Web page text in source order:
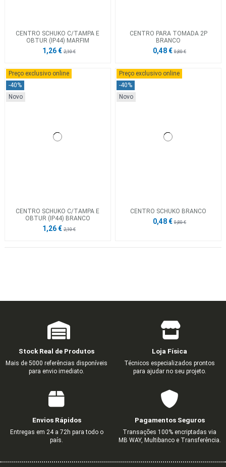
CENTRO SCHUKO C/TAMPA E
OBTUR (IP44) MARFIM
1,26 € 2,10 €
CENTRO PARA TOMADA 2P
BRANCO
0,48 €0,80 €
Preço exclusivo online
-40%
Novo
CENTRO SCHUKO C/TAMPA E
OBTUR (IP44) BRANCO
1,26 € 2,10 €
Preço exclusivo online
-40%
Novo
CENTRO SCHUKO BRANCO
0,48 €0,80 €
Stock Real de Produtos
Mais de 5000 referências disponíveis
para envio imediato.
Loja Física
Técnicos especializados prontos
para ajudar no seu projeto.
Envios Rápidos
Entregas em 24 a 72h para todo o
país.
Pagamentos Seguros
Transações 100% encriptadas via
MB WAY, Multibanco e Transferência.